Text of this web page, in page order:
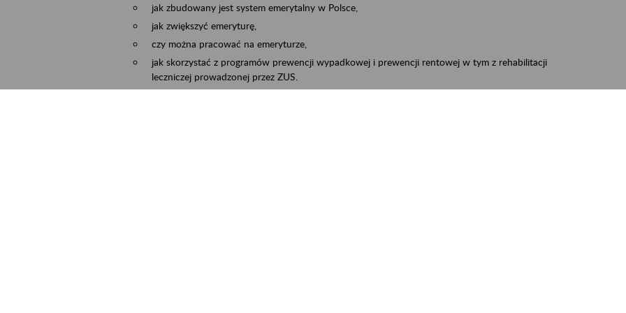
jak zbudowany jest system emerytalny w Polsce,
jak zwiększyć emeryturę,
czy można pracować na emeryturze,
jak skorzystać z programów prewencji wypadkowej i prewencji rentowej w tym z rehabilitacji
leczniczej prowadzonej przez ZUS.